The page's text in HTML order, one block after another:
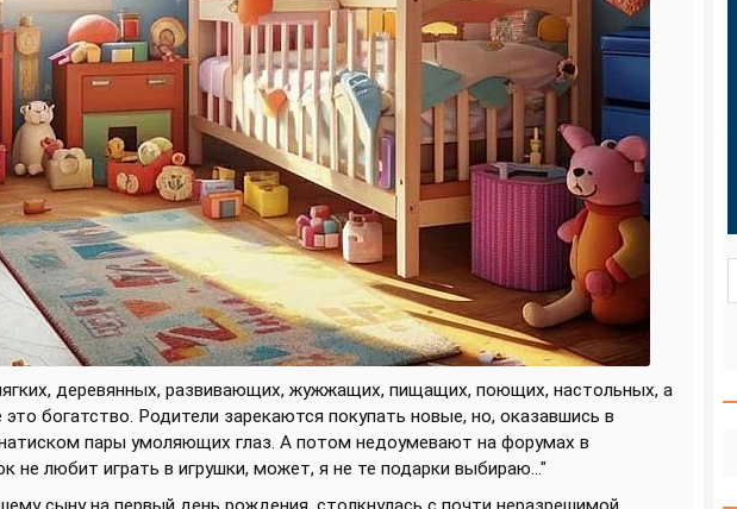
деревянных, развивающих, жужжащих, пищащих, поющих, настольных, а
богатство. Родители зарекаются покупать новые, но, оказавшись в
пары умоляющих глаз. А потом недоумевают на форумах в
не любит играть в игрушки, может, я не те подарки выбираю..."